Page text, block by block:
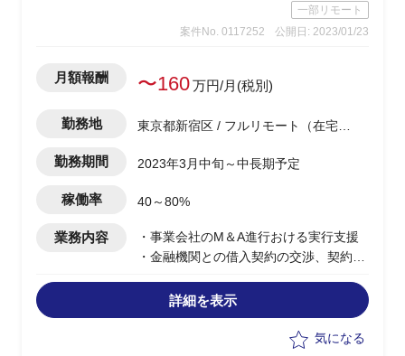
一部リモート
案件No. 0117252
公開日: 2023/01/23
月額報酬 〜160万円/月(税別)
勤務地
東京都新宿区 / フルリモート（在宅) /
勤務期間 2023年3月中旬～中長期予定
稼働率 40～80%
業務内容
・事業会社のM＆A進行おける実行支援
・金融機関との借入契約の交渉、契約実
・Ｍ＆Ａの実務(事業DD、財務DD)
・財務分析資料の作成（金融機関および
M＆A交渉においての計数分析)
詳細を表示
気になる